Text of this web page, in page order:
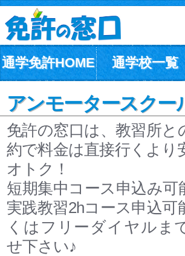
通学免許HOME 通学校一覧
アンモータースクー
免許の窓口は、教習所と
約で料金は直接行くより
オトク！
短期集中コース申込み
実践教習2hコース申込
くはフリーダイヤルま
せ下さい♪